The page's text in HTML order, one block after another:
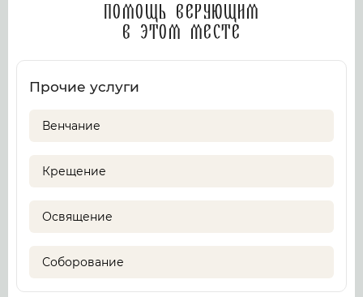
Помощь верующим
в этом месте
Прочие услуги
Венчание
Крещение
Освящение
Соборование